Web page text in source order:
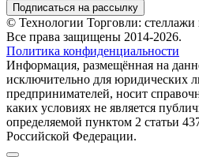
Подписаться на рассылку
© Технологии Торговли: стеллажи
Все права защищены 2014-2026.
Политика конфиденциальности
Информация, размещённая на
исключительно для юридических
предпринимателей, носит
каких условиях не является
определяемой пунктом 2 статьи
Российской Федерации.